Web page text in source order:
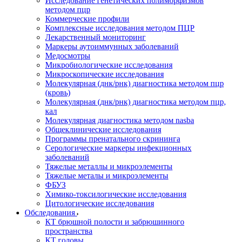
методом пцр
Коммерческие профили
Комплексные исследования методом ПЦР
Лекарственный мониторинг
Маркеры аутоиммунных заболеваний
Медосмотры
Микробиологические исследования
Микроскопические исследования
Молекулярная (днк/рнк) диагностика методом пцр
(кровь)
Молекулярная (днк/рнк) диагностика методом пцр,
кал
Молекулярная диагностика методом nasba
Общеклинические исследования
Программы пренатального скрининга
Серологические маркеры инфекционных
заболеваний
Тяжелые металлы и микроэлементы
Тяжелые металы и микроэлементы
ФБУЗ
Химико-токсилогические исследования
Цитологические исследования
Обследования
КТ брюшной полости и забрюшинного
пространства
КТ головы